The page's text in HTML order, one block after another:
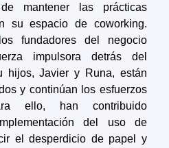
mantener las prácticas
su espacio de coworking.
fundadores del negocio
impulsora detrás del
hijos, Javier y Runa, están
y continúan los esfuerzos
ello, han contribuido
del uso de
el desperdicio de papel y